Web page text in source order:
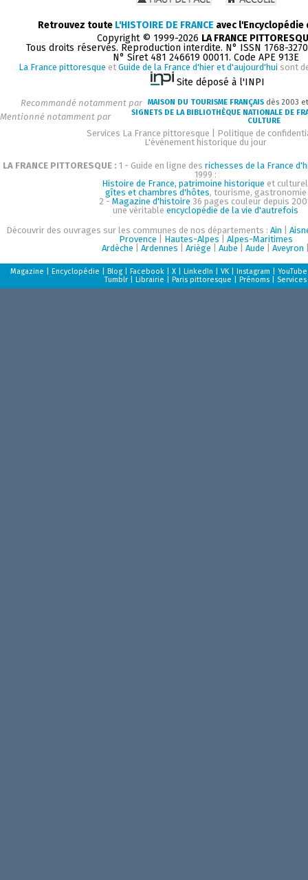
Retrouvez toute L'HISTOIRE DE FRANCE avec
Copyright © 1999-2026 LA FRANCE
Tous droits réservés. Reproduction interdite. N° ISSN 1768-
N° Siret 481 246619 00011. Code APE 913E
La France pittoresque et Guide de la France d'hier et d'aujourd'hui sont
Site déposé à l'INPI
Recommandé notamment par MAISON DU TOURISME FRANÇAIS dès 2003
Mentionné notamment par
SIGNETS DE LA BIBLIOTHÈQUE NATIONALE DE
CULTURE
Services La France pittoresque
Politique de
L'événement historique du jour
LA FRANCE PITTORESQUE : 1 - Guide en ligne des richesses de la France
1999 :
Histoire de France, patrimoine historique et
gîtes et chambres d'hôtes, tourisme, gastronomie
2 - Magazine d'histoire 36 pages couleur depuis
une véritableencyclopédie de la vie d'autrefois
Découvrir des ouvrages sur les communes de nos départements :Ain |
Provence
Hautes-Alpes
Alpes-Maritimes
Ardèche |Ardennes |Ariège |Aube |Aude |Aveyron
Magazine |Encyclopédie |Blog |Facebook |X |LinkedIn |VK |Instagram |YouTube
Tumblr |Librairie |Paris pittoresque |Prénoms Services